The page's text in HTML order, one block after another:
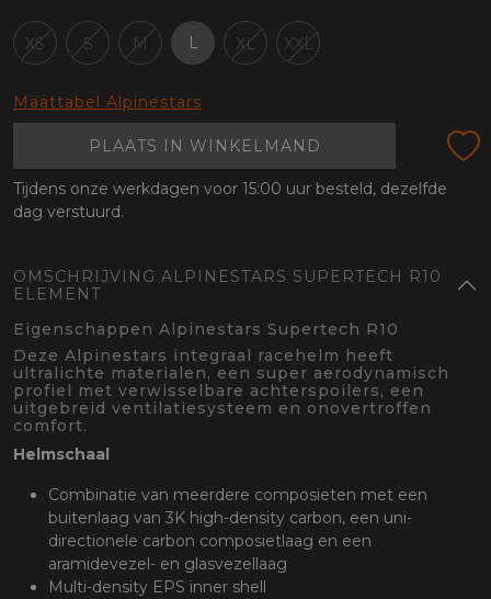
XS S M L XL XXL
Maattabel Alpinestars
PLAATS IN WINKELMAND
Tijdens onze werkdagen voor 15:00 uur besteld, dezelfde
dag verstuurd.
OMSCHRIJVING ALPINESTARS SUPERTECH R10
ELEMENT
Eigenschappen Alpinestars Supertech R10
Deze Alpinestars integraal racehelm heeft
ultralichte materialen, een super aerodynamisch
profiel met verwisselbare achterspoilers, een
uitgebreid ventilatiesysteem en onovertroffen
comfort.
Helmschaal
Combinatie van meerdere composieten met een
buitenlaag van 3K high-density carbon, een uni-
directionele carbon composietlaag en een
aramidevezel- en glasvezellaag
Multi-density EPS inner shell